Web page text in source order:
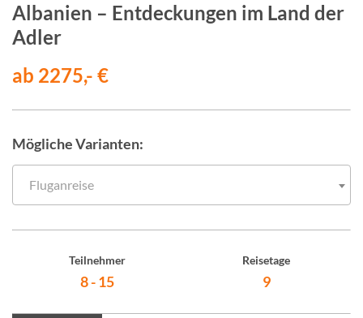
Albanien – Entdeckungen im Land der
Adler
ab 2275,- €
Mögliche Varianten:
Fluganreise
Teilnehmer
8 - 15
Reisetage
9